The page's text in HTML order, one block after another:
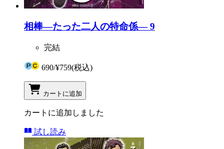
相棒―たった二人の特命係― 9
完結
690/¥759(税込)
カートに追加
カートに追加しました
試し読み